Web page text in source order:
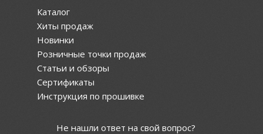
Каталог
Хиты продаж
Новинки
Розничные точки продаж
Статьи и обзоры
Сертификаты
Инструкция по прошивке
Не нашли ответ на свой вопрос?